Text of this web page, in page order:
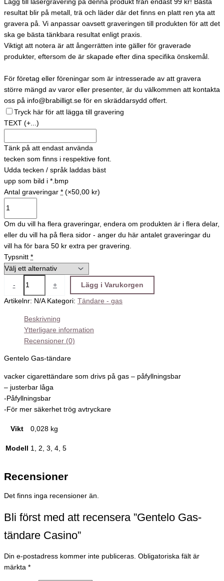
Lägg till lasergravering på denna produkt från endast 99 kr! Bästa
resultat blir på metall, trä och läder där det finns en platt ren yta att
gravera på. Vi anpassar oavsett graveringen till produkten för att det
ska ge bästa tänkbara resultat enligt praxis.
Viktigt att notera är att ångerrätten inte gäller för graverade
produkter, eftersom de är skapade efter dina specifika önskemål.
För företag eller föreningar som är intresserade av att gravera
större mängd av varor eller presenter, är du välkommen att kontakta
oss på info@brabilligt.se för en skräddarsydd offert.
Tryck här för att lägga till gravering
TEXT (+...)
Tänk på att endast använda
tecken som finns i respektive font.
Udda tecken / språk laddas bäst
upp som bild i *.bmp
Antal graveringar * (×50,00 kr)
Om du vill ha flera graveringar, endera om produkten är i flera delar,
eller du vill ha på flera sidor - anger du här antalet graveringar du
vill ha för bara 50 kr extra per gravering.
Typsnitt *
- + Lägg i Varukorgen
Artikelnr: N/A Kategori: Tändare - gas
Beskrivning
Ytterligare information
Recensioner (0)
Gentelo Gas-tändare
vacker cigarettändare som drivs på gas – påfyllningsbar
– justerbar låga
-Påfyllningsbar
-För mer säkerhet trög avtryckare
Vikt 0,028 kg
Modell 1, 2, 3, 4, 5
Recensioner
Det finns inga recensioner än.
Bli först med att recensera ”Gentelo Gas-
tändare Casino”
Din e-postadress kommer inte publiceras. Obligatoriska fält är
märkta *